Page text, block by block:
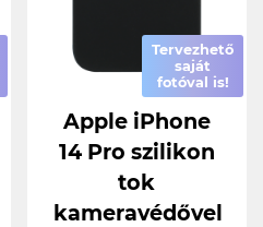
Tervezhető
saját
fotóval is!
Apple iPhone
14 Pro szilikon
tok
kameravédővel